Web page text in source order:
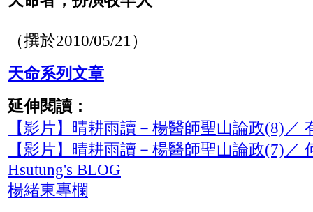
（撰於2010/05/21）
天命系列文章
延伸閱讀：
【影片】晴耕雨讀－楊醫師聖山論政(8)／
【影片】晴耕雨讀－楊醫師聖山論政(7)／
Hsutung's BLOG
楊緒東專欄